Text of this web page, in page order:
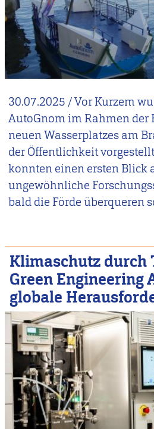
30.07.2025 /Vor Kurzem
AutoGnom im Rahmen der
neuen Wasserplatzes am
der Öffentlichkeit
konnten einen ersten Blick
ungewöhnliche
bald die Förde überqueren
Klimaschutz durch
Green Engineering
globale